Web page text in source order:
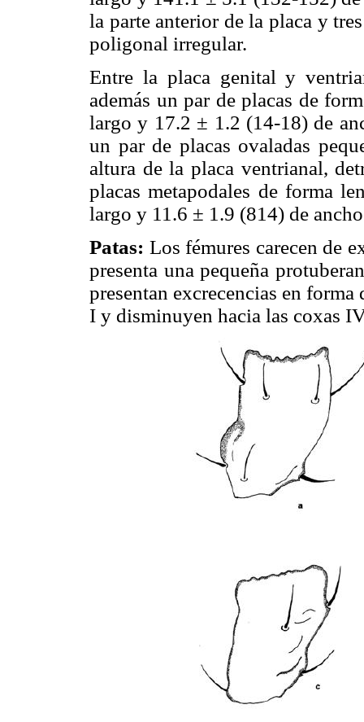
la parte anterior de la placa y
poligonal irregular.
Entre la placa genital y
además un par de placas de
largo y 17.2 ± 1.2 (14-18) de
un par de placas ovaladas
altura de la placa ventrianal,
placas metapodales de forma
largo y 11.6 ± 1.9 (814) de
Patas: Los fémures carecen de
presenta una pequeña
presentan excrecencias en
I y disminuyen hacia las coxas